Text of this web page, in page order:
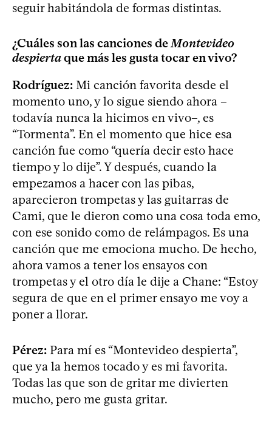
seguir habitándola de formas distintas.
¿Cuáles son las canciones deMontevideo
despiertaque más les gusta tocar en vivo?
Rodríguez: Mi canción favorita desde el
momento uno, y lo sigue siendo ahora –
todavía nunca la hicimos en vivo–, es
“Tormenta”. En el momento que hice esa
canción fue como “quería decir esto hace
tiempo y lo dije”. Y después, cuando la
empezamos a hacer con las pibas,
aparecieron trompetas y las guitarras de
Cami, que le dieron como una cosa toda emo,
con ese sonido como de relámpagos. Es una
canción que me emociona mucho. De hecho,
ahora vamos a tener los ensayos con
trompetas y el otro día le dije a Chane: “Estoy
segura de que en el primer ensayo me voy a
poner a llorar.
Pérez: Para mí es “Montevideo despierta”,
que ya la hemos tocado y es mi favorita.
Todas las que son de gritar me divierten
mucho, pero me gusta gritar.